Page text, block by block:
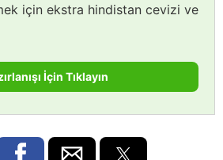
için ekstra hindistan cevizi ve
İçin Tıklayın